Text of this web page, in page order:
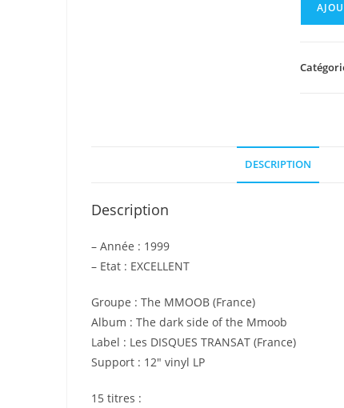
The
The
the
Mmoob
DESCRIPTION
Description
– Année : 1999
– Etat : EXCELLENT
Groupe : The MMOOB (France)
Album : The dark side of the Mmoob
Label : Les DISQUES TRANSAT (France)
Support : 12″ vinyl LP
15 titres :